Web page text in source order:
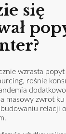
się
wzrasta popyt
rośnie
masowy zwrot
relacji